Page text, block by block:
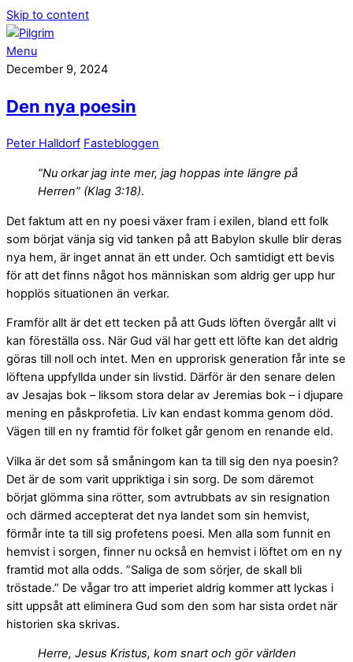
Skip to content
Menu
December 9, 2024
Den nya poesin
Peter Halldorf Fastebloggen
”Nu orkar jag inte mer, jag hoppas inte längre på
Herren” (Klag 3:18).
Det faktum att en ny poesi växer fram i exilen, bland ett folk
som börjat vänja sig vid tanken på att Babylon skulle blir deras
nya hem, är inget annat än ett under. Och samtidigt ett bevis
för att det finns något hos människan som aldrig ger upp hur
hopplös situationen än verkar.
Framför allt är det ett tecken på att Guds löften övergår allt vi
kan föreställa oss. När Gud väl har gett ett löfte kan det aldrig
göras till noll och intet. Men en upprorisk generation får inte se
löftena uppfyllda under sin livstid. Därför är den senare delen
av Jesajas bok – liksom stora delar av Jeremias bok – i djupare
mening en påskprofetia. Liv kan endast komma genom död.
Vägen till en ny framtid för folket går genom en renande eld.
Vilka är det som så småningom kan ta till sig den nya poesin?
Det är de som varit uppriktiga i sin sorg. De som däremot
börjat glömma sina rötter, som avtrubbats av sin resignation
och därmed accepterat det nya landet som sin hemvist,
förmår inte ta till sig profetens poesi. Men alla som funnit en
hemvist i sorgen, finner nu också en hemvist i löftet om en ny
framtid mot alla odds. ”Saliga de som sörjer, de skall bli
tröstade.” De vågar tro att imperiet aldrig kommer att lyckas i
sitt uppsåt att eliminera Gud som den som har sista ordet när
historien ska skrivas.
Herre, Jesus Kristus, kom snart och gör världen